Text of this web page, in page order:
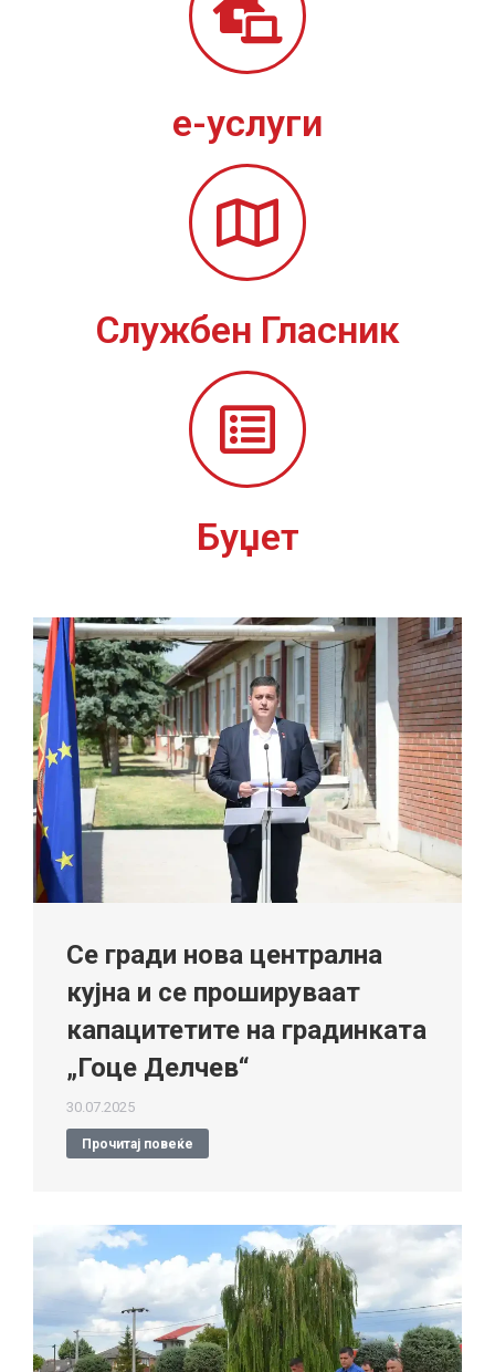
е-услуги
Службен Гласник
Буџет
Се гради нова централна
кујна и се прошируваат
капацитетите на градинката
„Гоце Делчев“
30.07.2025
Прочитај повеќе